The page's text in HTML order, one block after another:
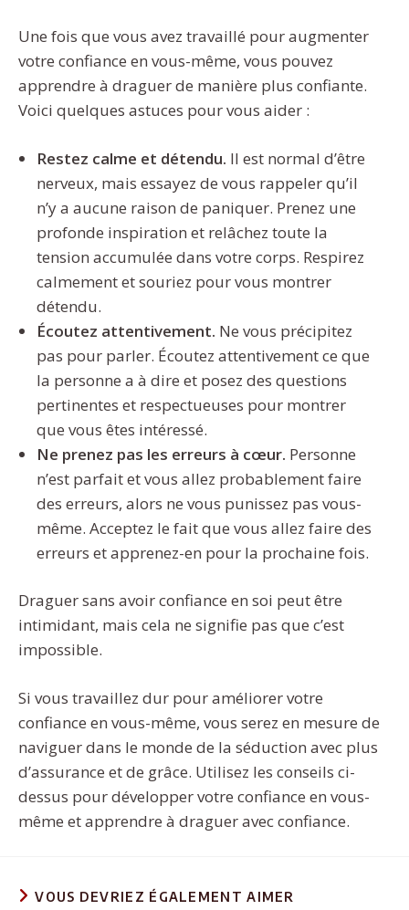
Une fois que vous avez travaillé pour augmenter
votre confiance en vous-même, vous pouvez
apprendre à draguer de manière plus confiante.
Voici quelques astuces pour vous aider :
Restez calme et détendu. Il est normal d’être
nerveux, mais essayez de vous rappeler qu’il
n’y a aucune raison de paniquer. Prenez une
profonde inspiration et relâchez toute la
tension accumulée dans votre corps. Respirez
calmement et souriez pour vous montrer
détendu.
Écoutez attentivement. Ne vous précipitez
pas pour parler. Écoutez attentivement ce que
la personne a à dire et posez des questions
pertinentes et respectueuses pour montrer
que vous êtes intéressé.
Ne prenez pas les erreurs à cœur. Personne
n’est parfait et vous allez probablement faire
des erreurs, alors ne vous punissez pas vous-
même. Acceptez le fait que vous allez faire des
erreurs et apprenez-en pour la prochaine fois.
Draguer sans avoir confiance en soi peut être
intimidant, mais cela ne signifie pas que c’est
impossible.
Si vous travaillez dur pour améliorer votre
confiance en vous-même, vous serez en mesure de
naviguer dans le monde de la séduction avec plus
d’assurance et de grâce. Utilisez les conseils ci-
dessus pour développer votre confiance en vous-
même et apprendre à draguer avec confiance.
VOUS DEVRIEZ ÉGALEMENT AIMER